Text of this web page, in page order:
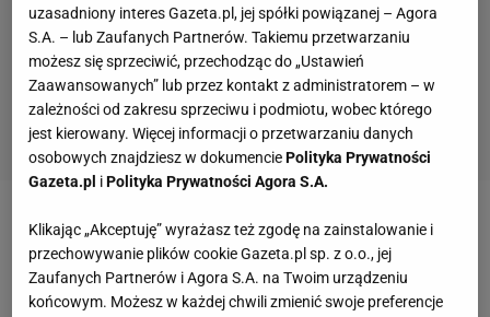
Zobacz wideo
Artan nie posędziuje mundialu, ale... dostanie za to
uzasadniony interes Gazeta.pl, jej spółki powiązanej – Agora
S.A. – lub Zaufanych Partnerów. Takiemu przetwarzaniu
możesz się sprzeciwić, przechodząc do „Ustawień
Zaawansowanych” lub przez kontakt z administratorem – w
zależności od zakresu sprzeciwu i podmiotu, wobec którego
jest kierowany. Więcej informacji o przetwarzaniu danych
osobowych znajdziesz w dokumenciePolityka Prywatności
Gazeta.pl iPolityka Prywatności Agora S.A.
Klikając „Akceptuję” wyrażasz też zgodę na zainstalowanie i
przechowywanie plików cookie Gazeta.pl sp. z o.o., jej
Zaufanych Partnerów i Agora S.A. na Twoim urządzeniu
końcowym. Możesz w każdej chwili zmienić swoje preferencje